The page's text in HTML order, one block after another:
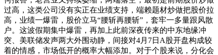
过高，这类公司没有实正在业绩支持，端赖题材炒做把股价拉
高，业绩一爆雷，股价立马“腰斩再腰斩”，套牢一多量跟风散
户。这波假期集中爆雷，再加上此前深夜传来的中东地缘冲
突、美联储发声两大外围动静，间接对4月7日A股开盘构成较
着的情感，市场低开的概率大幅添加。对于个股来说，分化会